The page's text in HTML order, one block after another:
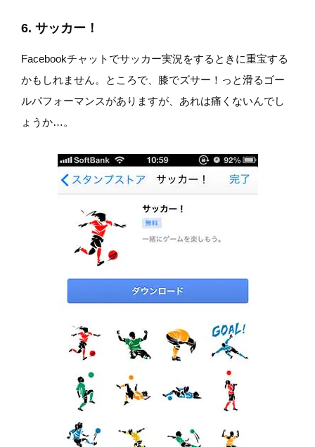
6. サッカー！
Facebookチャットでサッカー実況をするときに重宝する
かもしれません。ところで、膝でズサー！っと滑るゴー
ルパフォーマンスがありますが、あれは痛くないんでし
ょうか…。